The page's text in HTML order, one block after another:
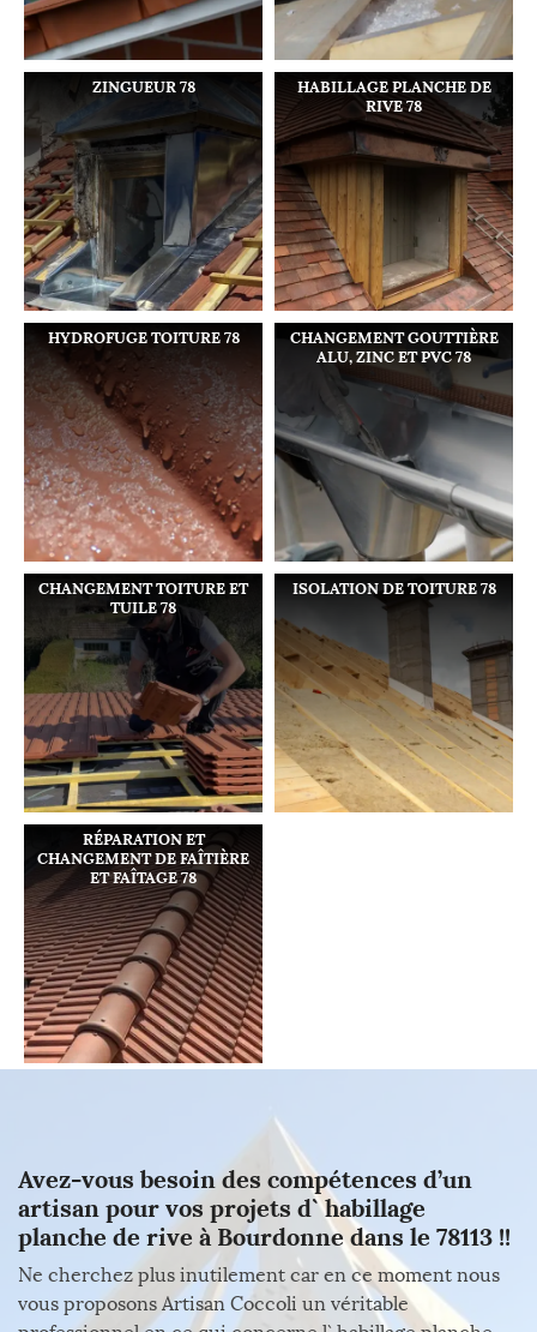
ZINGUEUR 78
HABILLAGE PLANCHE DE
RIVE 78
HYDROFUGE TOITURE 78
CHANGEMENT GOUTTIÈRE
ALU, ZINC ET PVC 78
CHANGEMENT TOITURE ET
TUILE 78
ISOLATION DE TOITURE 78
RÉPARATION ET
CHANGEMENT DE FAÎTIÈRE
ET FAÎTAGE 78
Avez-vous besoin des compétences d’un
artisan pour vos projets d` habillage
planche de rive à Bourdonne dans le 78113 !!
Ne cherchez plus inutilement car en ce moment nous
vous proposons Artisan Coccoli un véritable